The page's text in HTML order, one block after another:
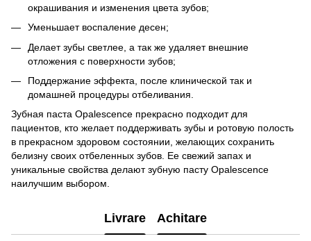
окрашивания и изменения цвета зубов;
Уменьшает воспаление десен;
Делает зубы светлее, а так же удаляет внешние
отложения с поверхности зубов;
Поддержание эффекта, после клинической так и
домашней процедуры отбеливания.
Зубная паста Opalescence прекрасно подходит для
пациентов, кто желает поддерживать зубы и ротовую полость
в прекрасном здоровом состоянии, желающих сохранить
белизну своих отбеленных зубов. Ее свежий запах и
уникальные свойства делают зубную пасту Opalescence
наилучшим выбором.
Livrare Achitare